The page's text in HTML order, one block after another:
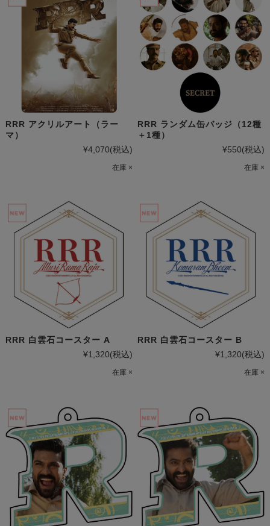
RRR アクリルアート（ラー
マ）
¥4,070(税込)
在庫 ×
RRR ランダム缶バッジ（12種
＋1種）
¥550(税込)
在庫 ×
RRR 白雲石コースター A
¥1,320(税込)
在庫 ×
RRR 白雲石コースター B
¥1,320(税込)
在庫 ×